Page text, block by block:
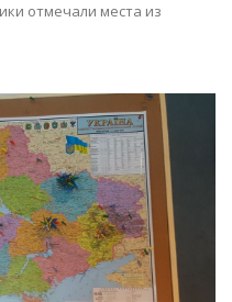
отмечали места из